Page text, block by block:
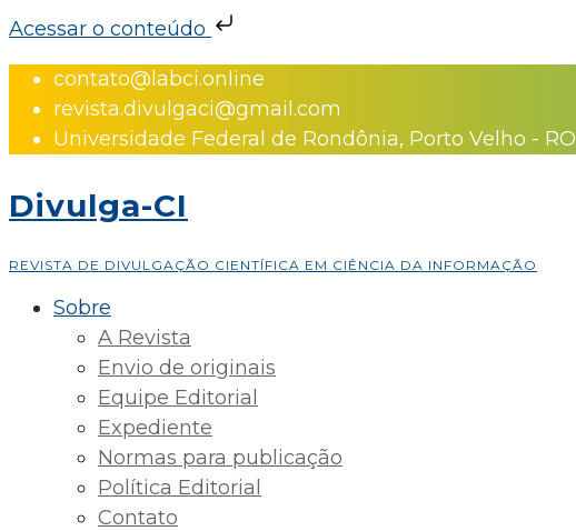
Acessar o conteúdo
Skip
content
contato@labci.online
revista.divulgaci@gmail.com
Universidade Federal de Rondônia, Porto Velho - RO
Divulga-CI
REVISTA DE DIVULGAÇÃO CIENTÍFICA EM CIÊNCIA DA INFORMAÇÃO
Sobre
A Revista
Envio de originais
Equipe Editorial
Expediente
Normas para publicação
Política Editorial
Contato